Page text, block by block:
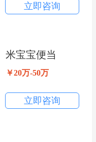
立即咨询
米宝宝便当
￥20万-50万
立即咨询